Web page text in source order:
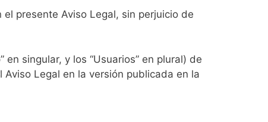
presente Aviso Legal, sin perjuicio de
singular, y los “Usuarios” en plural) de
Legal en la versión publicada en la